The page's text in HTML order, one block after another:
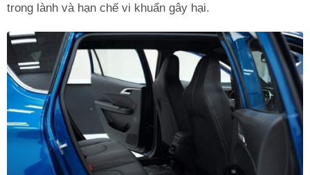
trong lành và hạn chế vi khuẩn gây hại.